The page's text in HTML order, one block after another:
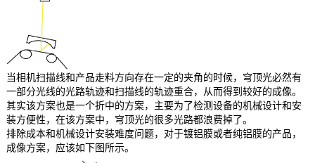
当相机扫描线和产品走料方向存在一定的夹角的时候，穹顶光必然有
一部分光线的光路轨迹和扫描线的轨迹重合，从而得到较好的成像。
其实该方案也是一个折中的方案，主要为了检测设备的机械设计和安
装方便性，在该方案中，穹顶光的很多光路都浪费掉了。
排除成本和机械设计安装难度问题，对于镀铝膜或者纯铝膜的产品，
成像方案，应该如下图所示。